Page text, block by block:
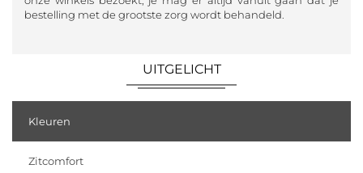
bestelling met de grootste zorg wordt behandeld.
UITGELICHT
Kleuren
Zitcomfort